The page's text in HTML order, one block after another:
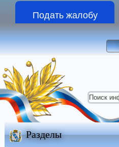
Подать жалобу
Разделы